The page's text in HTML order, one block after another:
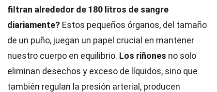
filtran alrededor de 180 litros de sangre
diariamente? Estos pequeños órganos, del tamaño
de un puño, juegan un papel crucial en mantener
nuestro cuerpo en equilibrio. Los riñones no solo
eliminan desechos y exceso de líquidos, sino que
también regulan la presión arterial, producen